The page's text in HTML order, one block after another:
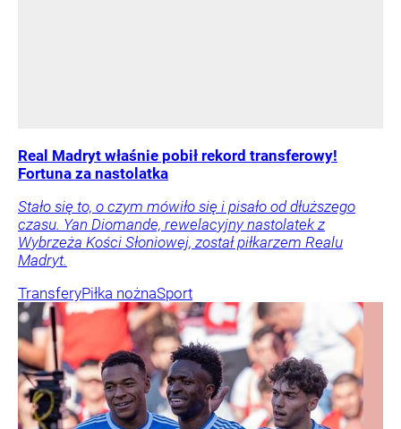
Real Madryt właśnie pobił rekord transferowy!
Fortuna za nastolatka
Stało się to, o czym mówiło się i pisało od dłuższego
czasu. Yan Diomande, rewelacyjny nastolatek z
Wybrzeża Kości Słoniowej, został piłkarzem Realu
Madryt.
TransferyPiłka nożnaSport